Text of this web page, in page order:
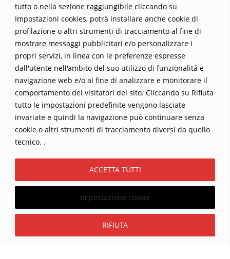
tutto o nella sezione raggiungibile cliccando su
Impostazioni cookies, potrà installare anche cookie di
profilazione o altri strumenti di tracciamento al fine di
mostrare messaggi pubblicitari e/o personalizzare i
propri servizi, in linea con le preferenze espresse
dall'utente nell'ambito del suo utilizzo di funzionalità e
navigazione web e/o al fine di analizzare e monitorare il
comportamento dei visitatori del sito. Cliccando su Rifiuta
tutto le impostazioni predefinite vengono lasciate
invariate e quindi la navigazione può continuare senza
cookie o altri strumenti di tracciamento diversi da quello
tecnico. .
Impostazione cookie
RIFIUTA
ACCETTA TUTTI
Parola trasformi la tua vita.
Home Contatti
Sostieni La Buona Parola – dona 5 €, 10 €, 25 €… il tuo contributo
I viaggi dell’anima
Catechesi
Informativa Privacy
Copyright ©2026 La buona Parola . All rights reserved.
Powered byWordPress &Designed byBizberg Themes